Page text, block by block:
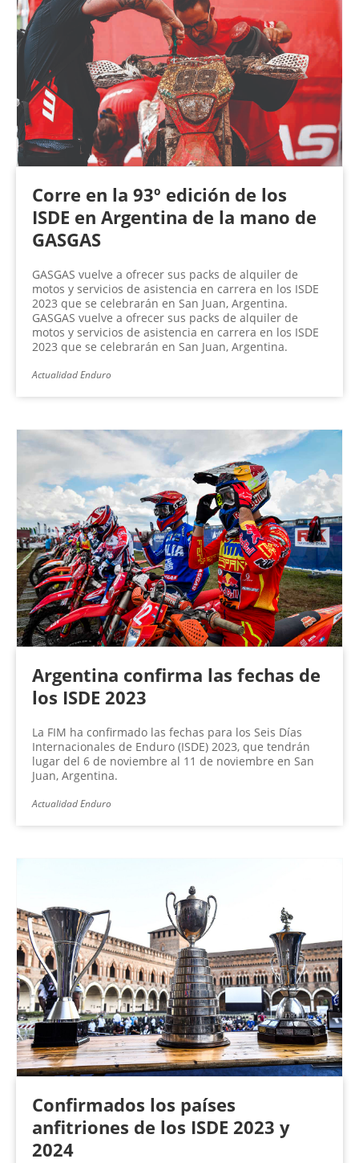
Corre en la 93º edición de los
ISDE en Argentina de la mano de
GASGAS
GASGAS vuelve a ofrecer sus packs de alquiler de
motos y servicios de asistencia en carrera en los ISDE
2023 que se celebrarán en San Juan, Argentina.
GASGAS vuelve a ofrecer sus packs de alquiler de
motos y servicios de asistencia en carrera en los ISDE
2023 que se celebrarán en San Juan, Argentina.
Actualidad Enduro
Argentina confirma las fechas de
los ISDE 2023
La FIM ha confirmado las fechas para los Seis Días
Internacionales de Enduro (ISDE) 2023, que tendrán
lugar del 6 de noviembre al 11 de noviembre en San
Juan, Argentina.
Actualidad Enduro
Confirmados los países
anfitriones de los ISDE 2023 y
2024